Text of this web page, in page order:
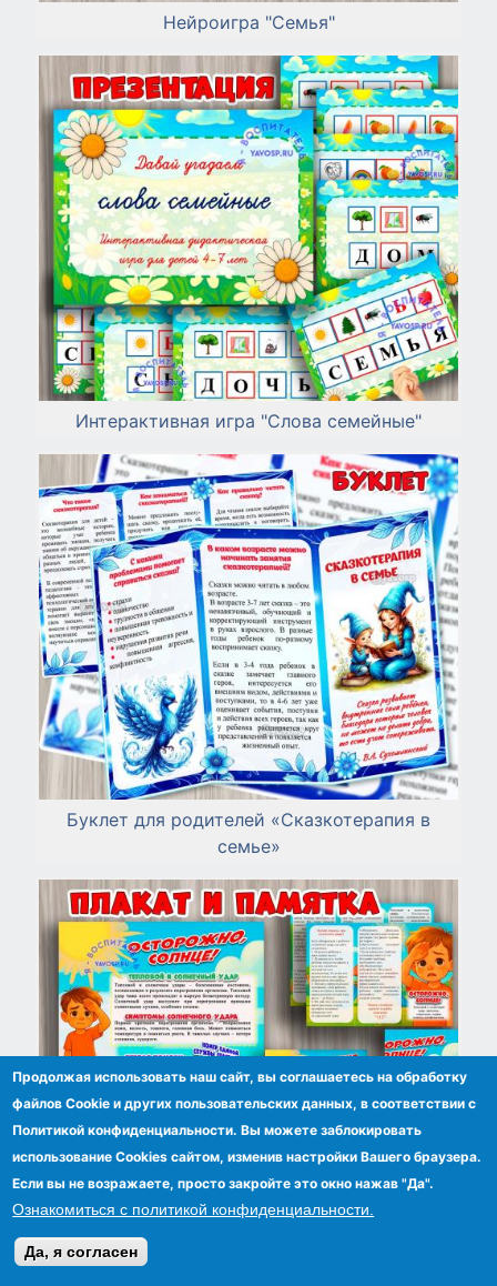
Нейроигра "Семья"
Интерактивная игра "Слова семейные"
Буклет для родителей «Сказкотерапия в
семье»
Плакат и буклет "Осторожно, солнце!"
Продолжая использовать наш сайт, вы соглашаетесь на обработку
файлов Сookie и других пользовательских данных, в соответствии с
Политикой конфиденциальности. Вы можете заблокировать
использование Cookies сайтом, изменив настройки Вашего браузера.
Если вы не возражаете, просто закройте это окно нажав "Да".
Ознакомиться с политикой конфиденциальности.
Да, я согласен